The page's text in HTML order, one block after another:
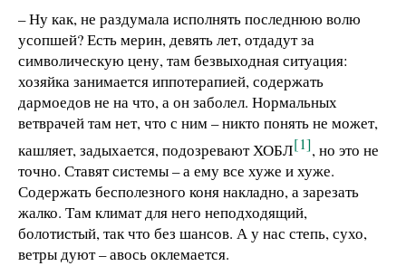
– Ну как, не раздумала исполнять последнюю волю
усопшей? Есть мерин, девять лет, отдадут за
символическую цену, там безвыходная ситуация:
хозяйка занимается иппотерапией, содержать
дармоедов не на что, а он заболел. Нормальных
ветврачей там нет, что с ним – никто понять не может,
кашляет, задыхается, подозревают ХОБЛ[1], но это не
точно. Ставят системы – а ему все хуже и хуже.
Содержать бесполезного коня накладно, а зарезать
жалко. Там климат для него неподходящий,
болотистый, так что без шансов. А у нас степь, сухо,
ветры дуют – авось оклемается.